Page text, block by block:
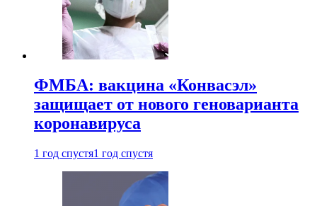
ФМБА: вакцина «Конвасэл»
защищает от нового геноварианта
коронавируса
1 год спустя1 год спустя